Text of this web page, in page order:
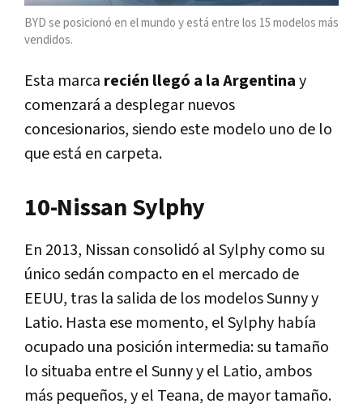
BYD se posicionó en el mundo y está entre los 15 modelos más
vendidos.
Esta marca recién llegó a la Argentinay
comenzará a desplegar nuevos
concesionarios, siendo este modelo uno de lo
que está en carpeta.
10-Nissan Sylphy
En 2013, Nissan consolidó al Sylphy como su
único sedán compacto en el mercado de
EEUU, tras la salida de los modelos Sunny y
Latio. Hasta ese momento, el Sylphy había
ocupado una posición intermedia: su tamaño
lo situaba entre el Sunny y el Latio, ambos
más pequeños, y el Teana, de mayor tamaño.